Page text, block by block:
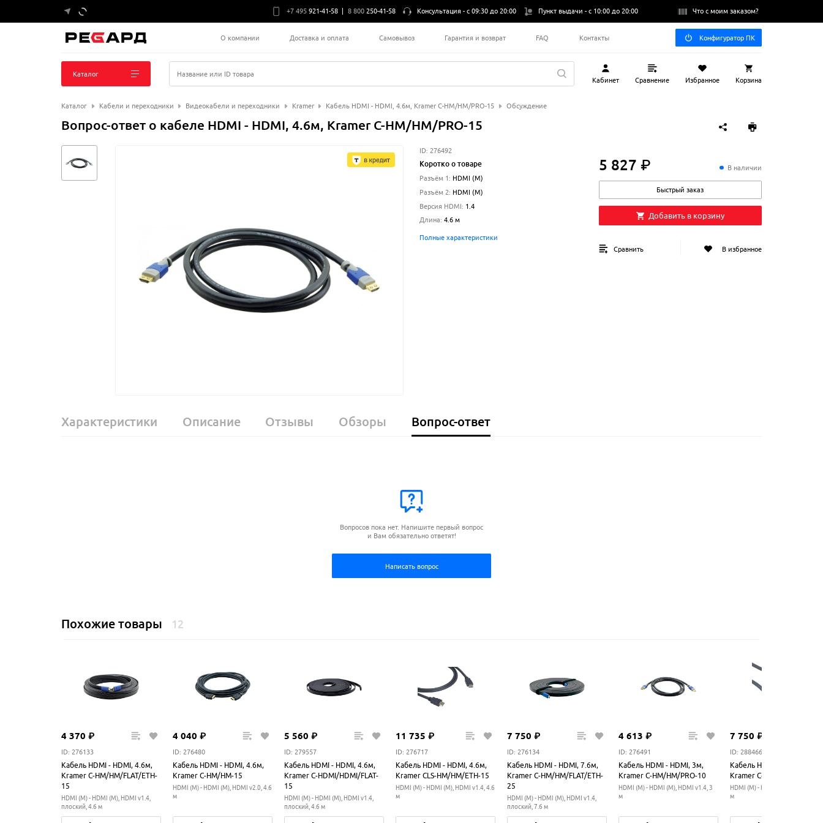
+7 495 921-41-58 8 800 250-41-58 Консультация -с 09:30 до 20:00 Пункт выдачи -с 10:00 до 20:00 Что с моим заказом?
О компании Доставка и оплата Самовывоз Гарантия и возврат FAQ Контакты Конфигуратор ПК
Каталог Название или ID товара
Кабинет Сравнение Избранное Корзина
Каталог Кабели и переходники Видеокабели и переходники Kramer Кабель HDMI - HDMI, 4.6м, Kramer C-HM/HM/PRO-15 Обсуждение
Вопрос-ответ о кабеле HDMI - HDMI, 4.6м, Kramer C-HM/HM/PRO-15
ID: 276492
Коротко о товаре
Разъём 1: HDMI (M)
Разъём 2: HDMI (M)
Версия HDMI: 1.4
Длина: 4.6 м
Полные характеристики
5 827 ₽5 827 ₽ В наличии
Быстрый заказ
Добавить в корзину
Сравнить В избранное
Характеристики Описание Отзывы Обзоры Вопрос-ответ
Вопросов пока нет. Напишите первый вопрос
и Вам обязательно ответят!
Написать вопрос
Похожие товары 12
4 370 ₽
ID: 276133
Кабель HDMI - HDMI, 4.6м,
Kramer C-HM/HM/FLAT/ETH-
15
HDMI (M) - HDMI (M), HDMI v1.4,
плоский, 4.6 м
4 040 ₽
ID: 276480
Кабель HDMI - HDMI, 4.6м,
Kramer C-HM/HM-15
HDMI (M) - HDMI (M), HDMI v2.0, 4.6
м
5 560 ₽
ID: 279557
Кабель HDMI - HDMI, 4.6м,
Kramer C-HDMI/HDMI/FLAT-
15
HDMI (M) - HDMI (M), HDMI v1.4,
плоский, 4.6 м
11 735 ₽
ID: 276717
Кабель HDMI - HDMI, 4.6м,
Kramer CLS-HM/HM/ETH-15
HDMI (M) - HDMI (M), HDMI v1.4, 4.6
м
7 750 ₽
ID: 276134
Кабель HDMI - HDMI, 7.6м,
Kramer C-HM/HM/FLAT/ETH-
25
HDMI (M) - HDMI (M), HDMI v1.4,
плоский, 7.6 м
4 613 ₽
ID: 276491
Кабель HDMI - HDMI, 3м,
Kramer C-HM/HM/PRO-10
HDMI (M) - HDMI (M), HDMI v1.4, 3
м
7 750 ₽
ID: 288466
Кабель HDMI - HDMI, 7.6м,
Kramer C-MHM/MHM-25
HDMI (M) - HDMI (M), HDMI v1.4,
м